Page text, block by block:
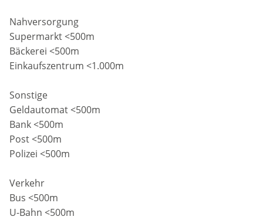
Nahversorgung
Supermarkt <500m
Bäckerei <500m
Einkaufszentrum <1.000m
Sonstige
Geldautomat <500m
Bank <500m
Post <500m
Polizei <500m
Verkehr
Bus <500m
U-Bahn <500m